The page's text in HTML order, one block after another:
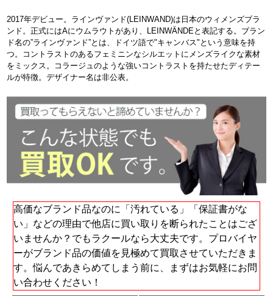
2017年デビュー。ラインヴァンド(LEINWAND)は日本のウィメンズブラ
ンド。正式にはAにウムラウトがあり、LEINWÄNDEと表記する。ブラン
ド名の”ラインヴァンド”とは、ドイツ語で"キャンバス"という意味を持
つ。コントラストのあるフェミニンなシルエットにメンズライクな素材
をミックス。コラージュのような強いコントラストを持たせたディテー
ルが特徴。デザイナー名は非公表。
高価なブランド品なのに「汚れている」「保証書がな
い」などの理由で他店に買い取りを断られたことはござ
いませんか？でもラクールなら大丈夫です。プロバイヤ
ーがブランド品の価値を見極めて買取させていただきま
す。悩んであきらめてしまう前に、まずはお気軽にお問
い合わせください！